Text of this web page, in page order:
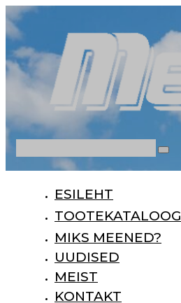
ESILEHT
TOOTEKATALOOG
MIKS MEENED?
UUDISED
MEIST
KONTAKT